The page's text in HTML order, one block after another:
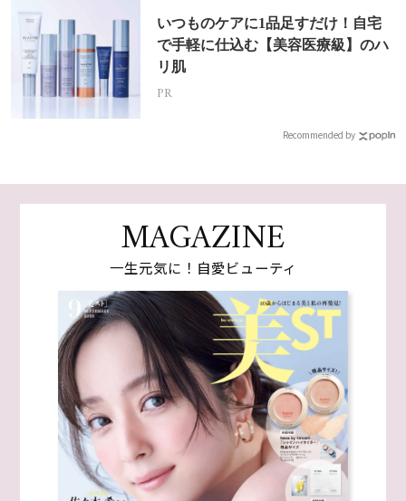
いつものケアに1品足すだけ！自宅
で手軽に仕込む【美容医療級】のハ
リ肌
PR
Recommended by
MAGAZINE
一生元気に！自愛ビューティ